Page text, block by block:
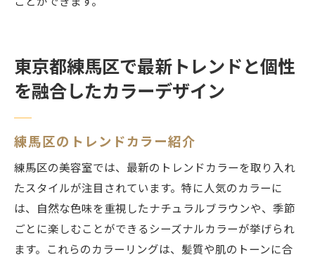
東京都練馬区で最新トレンドと個性
を融合したカラーデザイン
練馬区のトレンドカラー紹介
練馬区の美容室では、最新のトレンドカラーを取り入れ
たスタイルが注目されています。特に人気のカラーに
は、自然な色味を重視したナチュラルブラウンや、季節
ごとに楽しむことができるシーズナルカラーが挙げられ
ます。これらのカラーリングは、髪質や肌のトーンに合